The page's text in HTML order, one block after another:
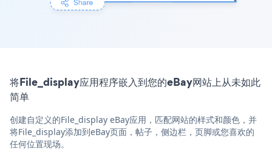
将File_display应用程序嵌入到您的eBay网站上从未如此
简单
创建自定义的File_display eBay应用，匹配网站的样式和颜色，并
将File_display添加到eBay页面，帖子，侧边栏，页脚或您喜欢的
任何位置现场。